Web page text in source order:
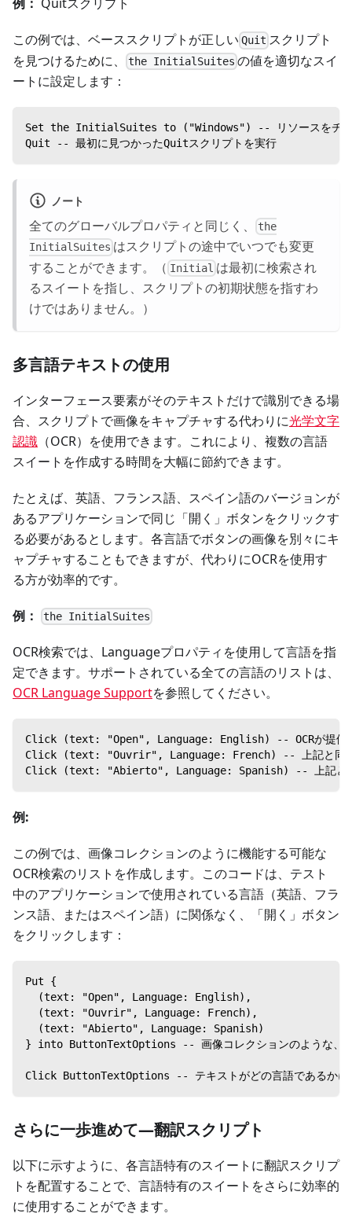
例： Quitスクリプト
この例では、ベーススクリプトが正しい Quit スクリプト
を見つけるために、
the InitialSuites の値を適切なスイ
ートに設定します：
Set the InitialSuites to ("Windows") -- リソースをチェック
Quit -- 最初に見つかったQuitスクリプトを実行
ノート
全てのグローバルプロパティと同じく、
the
InitialSuites はスクリプトの途中でいつでも変更
することができます。（ Initial は最初に検索され
るスイートを指し、スクリプトの初期状態を指すわ
けではありません。）
多言語テキストの使用
インターフェース要素がそのテキストだけで識別できる場
合、スクリプトで画像をキャプチャする代わりに光学文字
認識 （OCR）を使用できます。これにより、複数の言語
スイートを作成する時間を大幅に節約できます。
たとえば、英語、フランス語、スペイン語のバージョンが
あるアプリケーションで同じ「開く」ボタンをクリックす
る必要があるとします。各言語でボタンの画像を別々にキ
ャプチャすることもできますが、代わりにOCRを使用す
る方が効率的です。
例： the InitialSuites
OCR検索では、Languageプロパティを使用して言語を指
定できます。サポートされている全ての言語のリストは、
OCR Language Supportを参照してください。
Click (text: "Open", Language: English) -- OCRが提供する
Click (text: "Ouvrir", Language: French) -- 上記と同じで
Click (text: "Abierto", Language: Spanish) -- 上記と同じ
例:
この例では、画像コレクションのように機能する可能な
OCR検索のリストを作成します。このコードは、テスト
中のアプリケーションで使用されている言語（英語、フラ
ンス語、またはスペイン語）に関係なく、「開く」ボタン
をクリックします：
Put {
  (text: "Open", Language: English),
  (text: "Ouvrir", Language: French),
  (text: "Abierto", Language: Spanish)
} into ButtonTextOptions -- 画像コレクションのような、可
Click ButtonTextOptions -- テキストがどの言語であるかに関
さらに一歩進めて—翻訳スクリプト
以下に示すように、各言語特有のスイートに翻訳スクリプ
トを配置することで、言語特有のスイートをさらに効率的
に使用することができます。